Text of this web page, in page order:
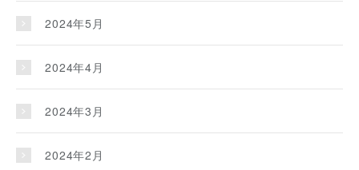
2024年5月
2024年4月
2024年3月
2024年2月